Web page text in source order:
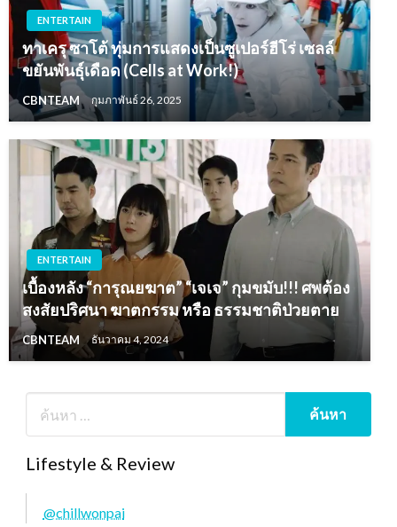
ENTERTAIN
ทาเครุ ซาโต้ ทุ่มการแสดงเป็นซูเปอร์ฮีโร่ เซลล์
ขยันพันธุ์เดือด (Cells at Work!)
CBNTEAM กุมภาพันธ์ 26, 2025
ENTERTAIN
เบื้องหลัง “การุณยฆาต” “เจเจ” กุมขมับ!!! ศพต้อง
สงสัยปริศนา ฆาตกรรม หรือ ธรรมชาติป่วยตาย
CBNTEAM ธันวาคม 4, 2024
Lifestyle & Review
@chillwonpai